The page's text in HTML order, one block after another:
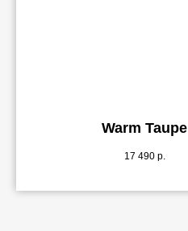
Warm Taupe
17 490 р.